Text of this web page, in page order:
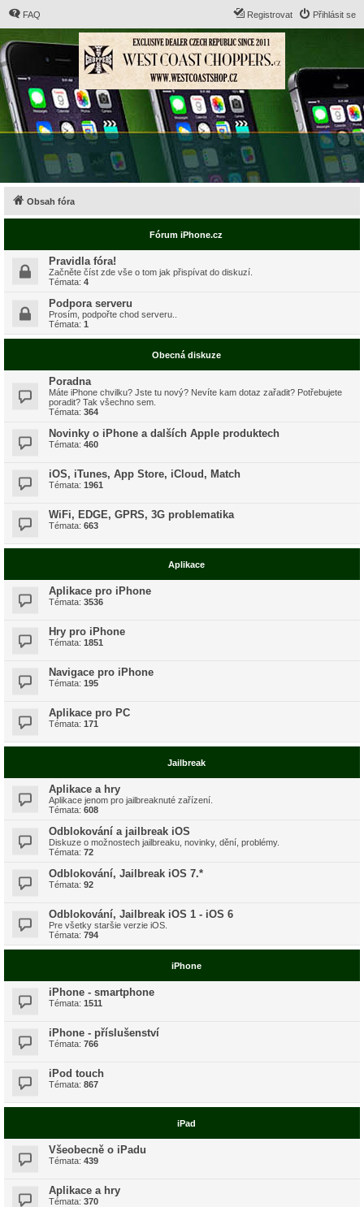
FAQ Přihlásit se
Registrovat
Obsah fóra
Fórum iPhone.cz
Pravidla fóra!
Začněte číst zde vše o tom jak přispívat do diskuzí.
Témata: 4
Podpora serveru
Prosím, podpořte chod serveru..
Témata: 1
Obecná diskuze
Poradna
Máte iPhone chvilku? Jste tu nový? Nevíte kam dotaz zařadit? Potřebujete
poradit? Tak všechno sem.
Témata: 364
Novinky o iPhone a dalších Apple produktech
Témata: 460
iOS, iTunes, App Store, iCloud, Match
Témata: 1961
WiFi, EDGE, GPRS, 3G problematika
Témata: 663
Aplikace
Aplikace pro iPhone
Témata: 3536
Hry pro iPhone
Témata: 1851
Navigace pro iPhone
Témata: 195
Aplikace pro PC
Témata: 171
Jailbreak
Aplikace a hry
Aplikace jenom pro jailbreaknuté zařízení.
Témata: 608
Odblokování a jailbreak iOS
Diskuze o možnostech jailbreaku, novinky, dění, problémy.
Témata: 72
Odblokování, Jailbreak iOS 7.*
Témata: 92
Odblokování, Jailbreak iOS 1 - iOS 6
Pre všetky staršie verzie iOS.
Témata: 794
iPhone
iPhone - smartphone
Témata: 1511
iPhone - příslušenství
Témata: 766
iPod touch
Témata: 867
iPad
Všeobecně o iPadu
Témata: 439
Aplikace a hry
Témata: 370